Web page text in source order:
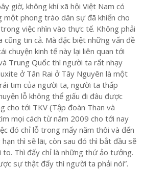
giờ, không khí xã hội Việt Nam có
một phong trào dân sự đã khiến cho
việc nhìn vào thực tế. Không phải
tin cả. Mà đặc biệt những vấn đề
chuyện kinh tế này lại liên quan tới
Trung Quốc thì người ta rất nhạy
ở Tân Rai ở Tây Nguyên là một
tim của người ta, người ta thấp
lỗ không thể giấu đi đâu được
cho tới TKV (Tập đoàn Than và
mọi cách từ năm 2009 cho tới nay
đó chỉ lỗ trong mấy năm thôi và đến
thì sẽ lãi, còn sau đó thì bắt đầu sẽ
to. Thì đấy chỉ là những thứ ảo tưởng.
sự thật đấy thì người ta phải nói”.